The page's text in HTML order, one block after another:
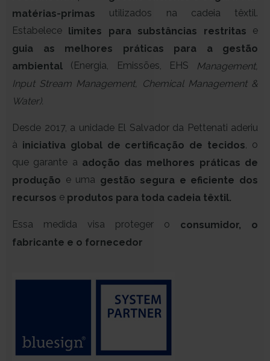
matérias-primas utilizados na cadeia têxtil.
Estabelece limites para substâncias restritas e
guia as melhores práticas para a gestão
ambiental (Energia, Emissões, EHS
Management,
Input Stream Management, Chemical Management &
Water).
Desde 2017, a unidade El Salvador da Pettenati aderiu
à iniciativa global de certificação de tecidos, o
que garante a adoção das melhores práticas de
produção e uma gestão segura e eficiente dos
recursos e produtos para toda cadeia têxtil.
Essa medida visa proteger o consumidor, o
fabricante e o fornecedor